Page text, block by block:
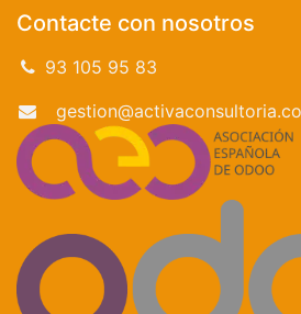
Contacte con nosotros
93 105 95 83